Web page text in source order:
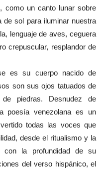
como un canto lunar sobre
sol para iluminar nuestra
lenguaje de aves, ceguera
crepuscular, resplandor de
es su cuerpo nacido de
son sus ojos tatuados de
piedras. Desnudez de
poesía venezolana es un
todas las voces que
desde el ritualismo y la
con la profundidad de su
del verso hispánico, el